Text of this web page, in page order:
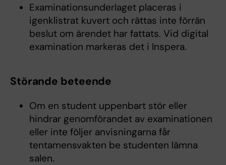
Examinationsunderlaget placeras i
igenklistrat kuvert och rättas inte förrän
beslut om ärendet har fattats. Vid digital
examination markeras det i Inspera.
Störande beteende
Om en student uppenbart stör eller
hindrar genomförandet av examinationen
eller inte följer anvisningarna får
tentamensvakten be studenten lämna
salen.